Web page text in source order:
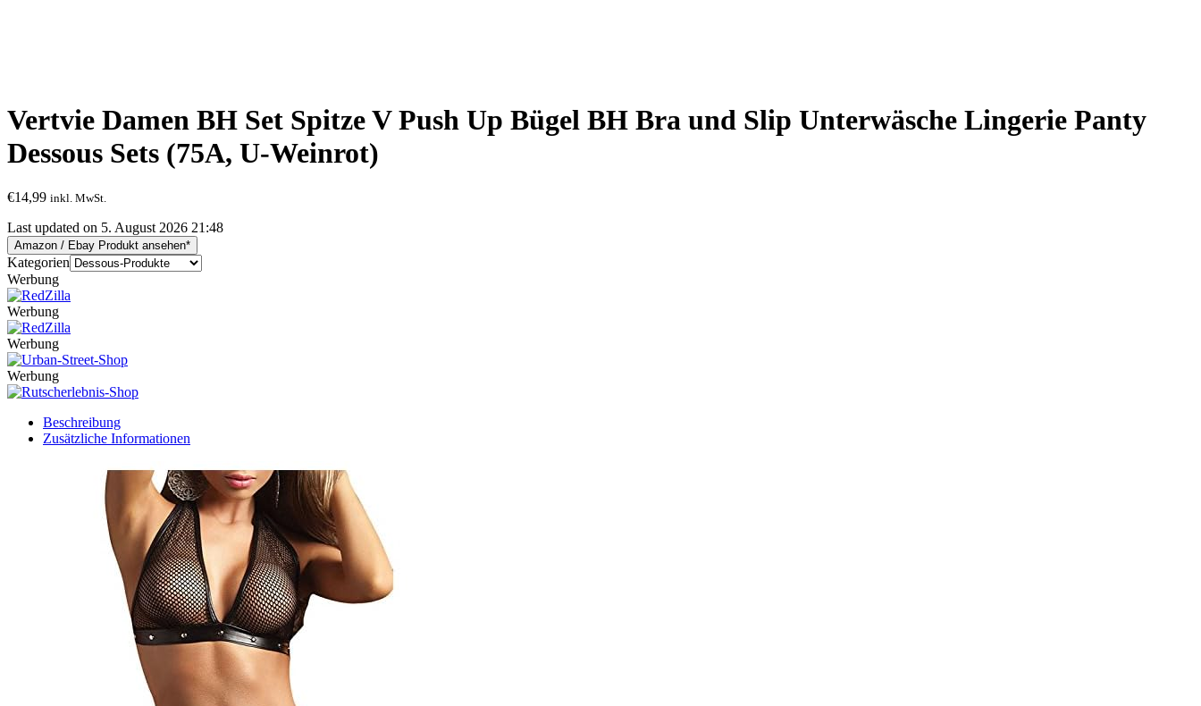
Vertvie Damen BH Set Spitze V Push Up Bügel BH Bra und Slip Unterwäsche Lingerie Panty
Dessous Sets (75A, U-Weinrot)
€14,99 inkl. MwSt.
Last updated on 5. August 2026 21:48
Amazon / Ebay Produkt ansehen*
Kategorien
Werbung
Werbung
Werbung
Werbung
Beschreibung
Zusätzliche Informationen